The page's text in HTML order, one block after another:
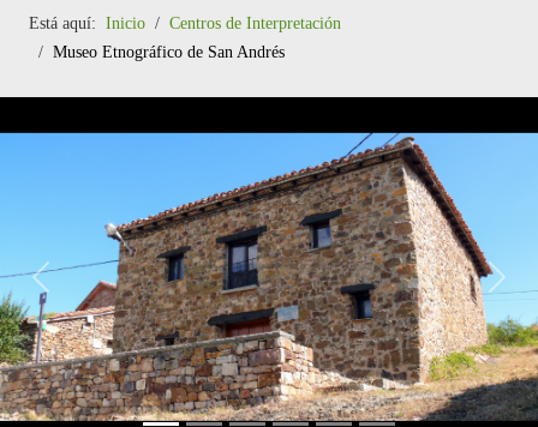
Está aquí: Inicio
Centros de Interpretación
Museo Etnográfico de San Andrés
Anterior